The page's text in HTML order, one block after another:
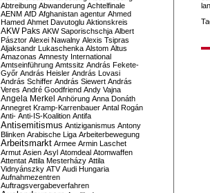
Abtreibung Abwanderung Achtelfinale
AENM AfD Afghanistan agentur Ahmed
Hamed Ahmet Davutoglu Aktionskreis
AKW Paks AKW Saporischschja Albert
Pásztor Alexei Nawalny Alexis Tsipras
Aljaksandr Lukaschenka Alstom Altus
Amazonas Amnesty International
Amtseinführung Amtssitz András Fekete-
Győr András Heisler András Lovasi
András Schiffer András Siewert András
Veres André Goodfriend Andy Vajna
Angela Merkel Anhörung Anna Donáth
Annegret Kramp-Karrenbauer Antal Rogán
Anti- Anti-IS-Koalition Antifa
Antisemitismus Antiziganismus Antony
Blinken Arabische Liga Arbeiterbewegung
Arbeitsmarkt Armee Armin Laschet
Armut Asien Asyl Atomdeal Atomwaffen
Attentat Attila Mesterházy Attila
Vidnyánszky ATV Audi Hungaria
Aufnahmezentren
Auftragsvergabeverfahren